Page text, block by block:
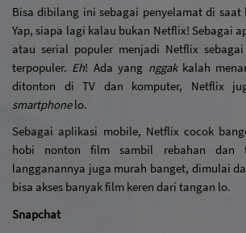
Bisa dibilang ini sebagai penyelamat di saat
Yap, siapa lagi kalau bukan Netflix! Sebagai
atau serial populer menjadi Netflix
terpopuler. Eh! Ada yang nggak kalah
smartphone lo.
Sebagai aplikasi mobile, Netflix cocok
hobi nonton film sambil rebahan dan
langganannya juga murah banget, dimulai
bisa akses banyak film keren dari tangan lo.
Snapchat